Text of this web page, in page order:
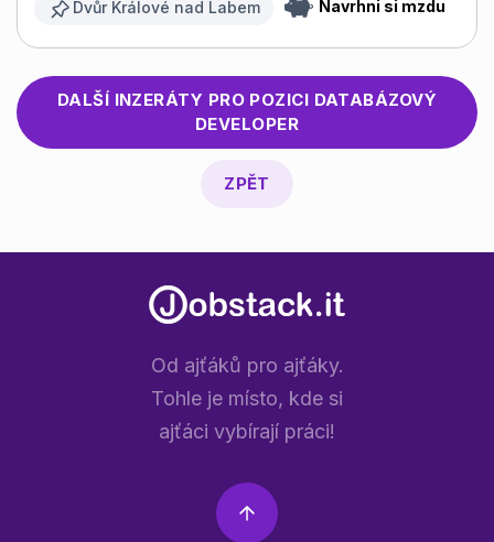
Dvůr Králové nad Labem Navrhni si mzdu
DALŠÍ INZERÁTY PRO POZICI DATABÁZOVÝ
DEVELOPER
ZPĚT
Od ajťáků pro ajťáky.
Tohle je místo, kde si
ajťáci vybírají práci!